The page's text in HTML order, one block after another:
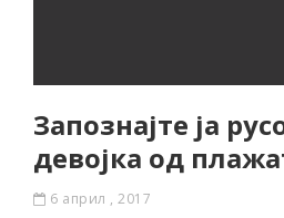
Запознајте ја
девојка од
6 април , 2017